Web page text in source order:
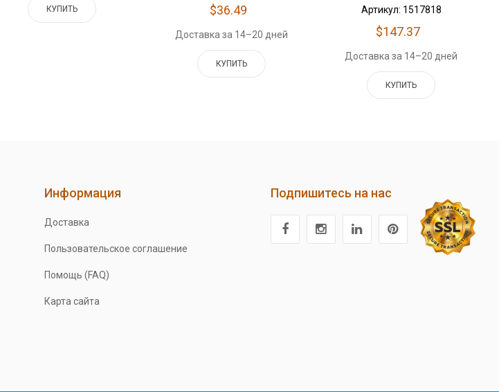
КУПИТЬ $36.49
Доставка за 14–20 дней
КУПИТЬ
Артикул: 1517818
$147.37
Доставка за 14–20 дней
КУПИТЬ
Информация
Доставка
Пользовательское соглашение
Помощь (FAQ)
Карта сайта
Подпишитесь на нас